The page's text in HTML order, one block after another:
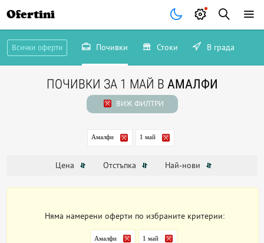
Ofertini
Всички оферти Почивки Стоки В града
ПОЧИВКИ ЗА 1 МАЙ В АМАЛФИ
ВИЖ ФИЛТРИ
Амалфи 1 май
Цена Отстъпка Най-нови
Няма намерени оферти по избраните критерии:
Амалфи 1 май